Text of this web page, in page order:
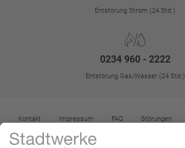
Entstörung Strom (24 Std.)
0234 960 - 2222
Entstörung Gas/Wasser (24 Std.)
Kontakt Impressum FAQ Störungen
Datenschutz-Einstellungen
Vertrag widerrufen